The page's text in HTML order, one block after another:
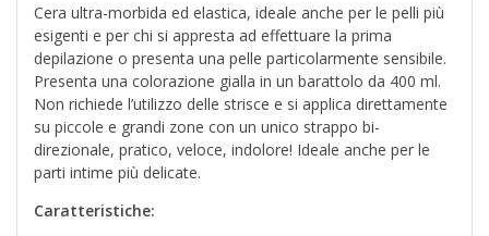
Cera ultra-morbida ed elastica, ideale anche per le pelli più
esigenti e per chi si appresta ad effettuare la prima
depilazione o presenta una pelle particolarmente sensibile.
Presenta una colorazione gialla in un barattolo da 400 ml.
Non richiede l’utilizzo delle strisce e si applica direttamente
su piccole e grandi zone con un unico strappo bi-
direzionale, pratico, veloce, indolore! Ideale anche per le
parti intime più delicate.
Caratteristiche: